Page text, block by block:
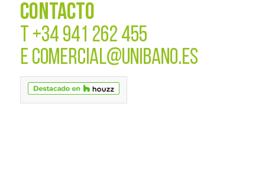
CONTACTO
T +34 941 262 455
E COMERCIAL@UNIBANO.ES